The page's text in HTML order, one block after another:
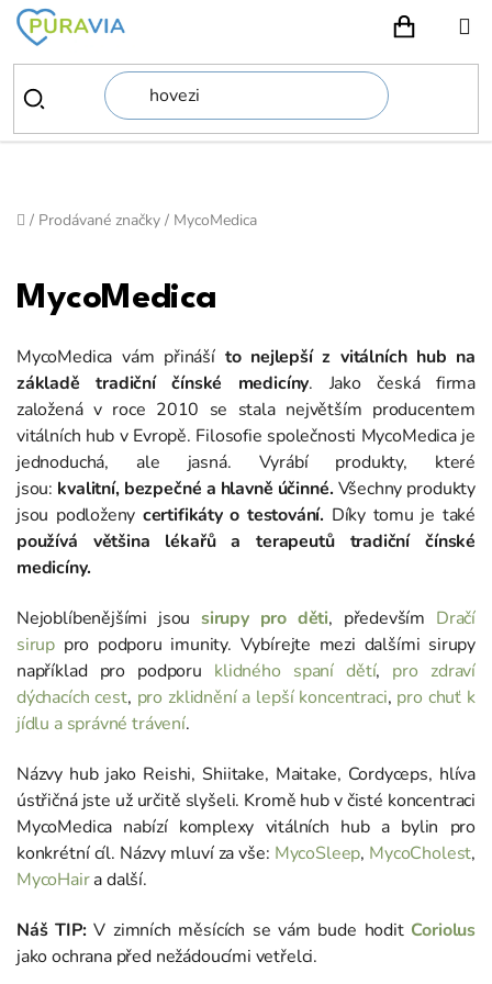
Přejít
obsah
Domů
/ Prodávané značky / MycoMedica
MycoMedica
MycoMedica vám přinášíto nejlepší z vitálních hub na
základě tradiční čínské medicíny. Jako česká firma
založená v roce 2010 se stala největším producentem
vitálních hub v Evropě. Filosofie společnosti MycoMedica je
jednoduchá, ale jasná. Vyrábí produkty, které
jsou: kvalitní, bezpečné a hlavně účinné. Všechny produkty
jsou podloženy certifikáty o testování. Díky tomu je také
používá většina lékařů a terapeutů tradiční čínské
medicíny.
Nejoblíbenějšími jsou sirupy pro děti, především Dračí
sirup pro podporu imunity. Vybírejte mezi dalšími sirupy
například pro podporu klidného spaní dětí, pro zdraví
dýchacích cest, pro zklidnění a lepší koncentraci, pro chuť k
jídlu a správné trávení.
Názvy hub jako Reishi, Shiitake, Maitake, Cordyceps, hlíva
ústřičná jste už určitě slyšeli. Kromě hub v čisté koncentraci
MycoMedica nabízí komplexy vitálních hub a bylin pro
konkrétní cíl. Názvy mluví za vše: MycoSleep, MycoCholest,
MycoHaira další.
Náš TIP:V zimních měsících se vám bude hodit Coriolus
jako ochrana před nežádoucími vetřelci.